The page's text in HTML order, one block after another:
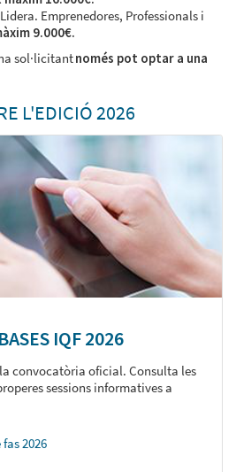
Emprenedores, Professionals i
9.000€.
sol·licitantnomés pot optar a una
L'EDICIÓ 2026
IQF 2026
convocatòria oficial. Consulta les
sessions informatives a
2026